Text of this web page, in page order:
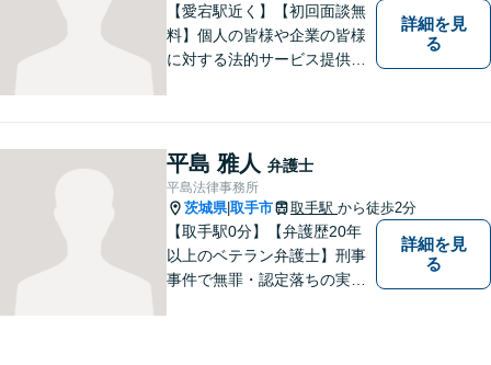
【愛宕駅近く】【初回面談無
料】個人の皆様や企業の皆様
に対する法的サービス提供に
務など、幅広く対応します。
【当日／夜間／休日対応可】
お気軽にご相談ください。
詳細を見
る
平島 雅人 弁護士
平島法律事務所
茨城県|取手市 取手駅 から徒歩2分
【取手駅0分】【弁護歴20年
以上のベテラン弁護士】刑事
事件で無罪・認定落ちの実績
詳細を見
る